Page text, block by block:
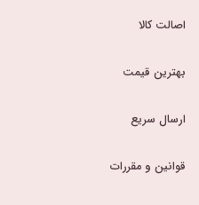
اصالت کالا
بهترین قیمت
ارسال سریع
قوانین و مقررات